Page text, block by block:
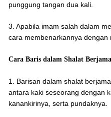
punggung tangan dua kali.
3. Apabila imam salah dalam
cara membenarkannya dengan
Cara Baris dalam Shalat
1. Barisan dalam shalat
antara kaki seseorang dengan
kanankirinya, serta pundaknya.